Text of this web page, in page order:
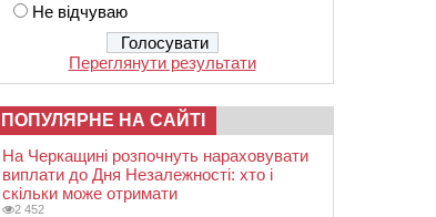
Не відчуваю
Переглянути результати
ПОПУЛЯРНЕ НА САЙТІ
На Черкащині розпочнуть нараховувати
виплати до Дня Незалежності: хто і
скільки може отримати
2 452